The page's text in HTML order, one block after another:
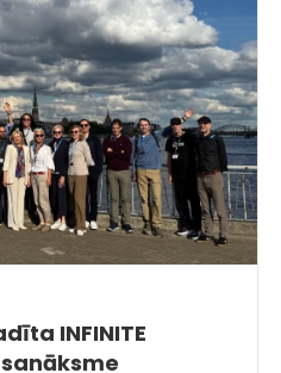
INFINITE